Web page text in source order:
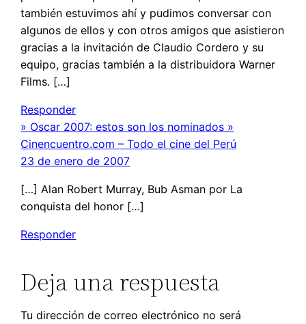
también estuvimos ahí y pudimos conversar con
algunos de ellos y con otros amigos que asistieron
gracias a la invitación de Claudio Cordero y su
equipo, gracias también a la distribuidora Warner
Films. […]
Responder
» Oscar 2007: estos son los nominados »
Cinencuentro.com – Todo el cine del Perú
23 de enero de 2007
[…] Alan Robert Murray, Bub Asman por La
conquista del honor […]
Responder
Deja una respuesta
Tu dirección de correo electrónico no será